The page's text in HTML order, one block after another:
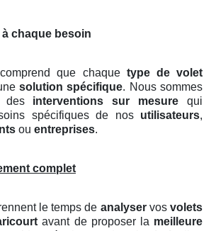
chaque besoin
comprend que chaque type de volet
solution spécifique. Nous sommes
des interventions sur mesure qui
spécifiques de nos utilisateurs,
ou entreprises.
complet
le temps de analyservos volets
avant de proposer la meilleure